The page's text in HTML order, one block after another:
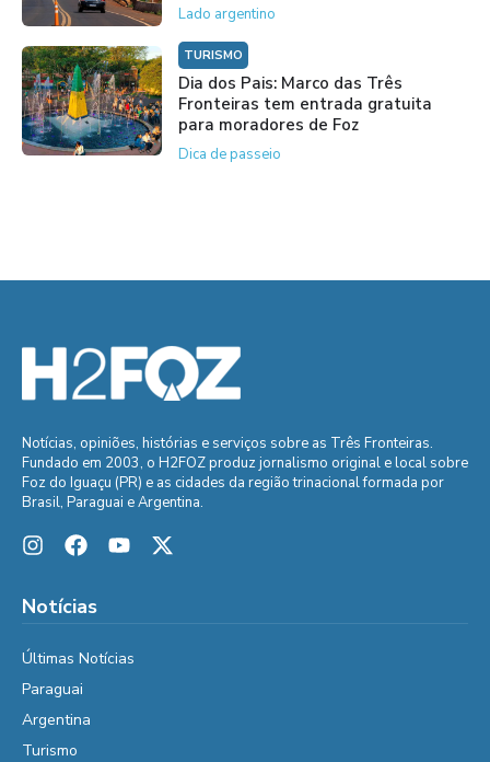
Lado argentino
TURISMO
Dia dos Pais: Marco das Três
Fronteiras tem entrada gratuita
para moradores de Foz
Dica de passeio
Notícias, opiniões, histórias e serviços sobre as Três Fronteiras.
Fundado em 2003, o H2FOZ produz jornalismo original e local sobre
Foz do Iguaçu (PR) e as cidades da região trinacional formada por
Brasil, Paraguai e Argentina.
Notícias
Últimas Notícias
Paraguai
Argentina
Turismo